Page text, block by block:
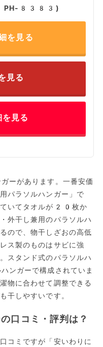
PH-8383)
を見る
見る
見る
ーがあります。一番安価
パラソルハンガー」で
ていてタオルが20枚か
外干し兼用のパラソルハ
ので、物干しざおの高低
ス製のものはサビに強
スタンド式のパラソルハ
ンガーで構成されていま
物に合わせて調整できる
干しやすいです。
口コミ・評判は？
コミですが「安いわりに